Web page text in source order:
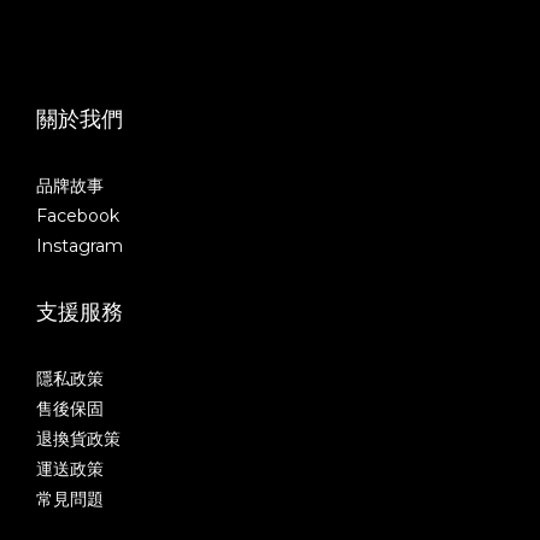
關於我們
品牌故事
Facebook
Instagram
支援服務
隱私政策
售後保固
退換貨政策
運送政策
常見問題